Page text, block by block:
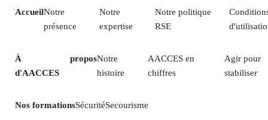
AccueilNotre
présence
Notre
expertise
Notre politique
RSE
À propos
d'AACCES
Notre
histoire
AACCES en
chiffres
Agir pour
stabiliser
Nos formationsSécuritéSecourisme